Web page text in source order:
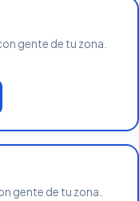
gente de tu zona.
gente de tu zona.